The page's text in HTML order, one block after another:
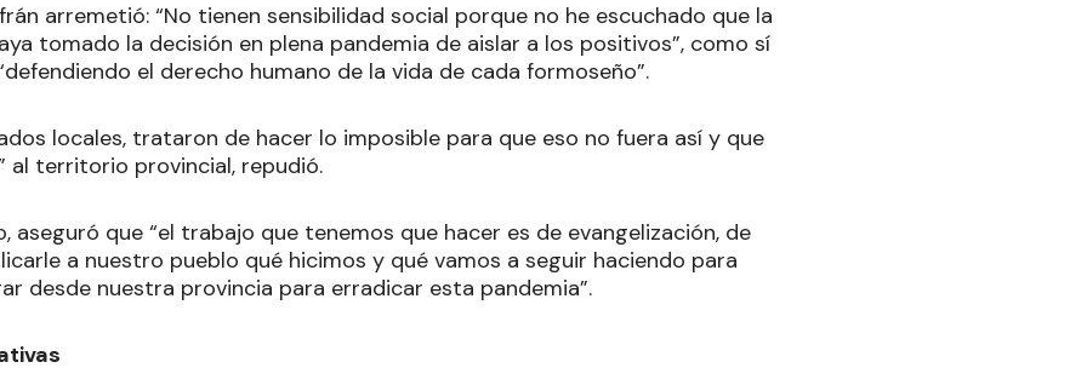
arremetió: “No tienen sensibilidad social porque no he escuchado que la
tomado la decisión en plena pandemia de aislar a los positivos”, como sí
el derecho humano de la vida de cada formoseño”.
locales, trataron de hacer lo imposible para que eso no fuera así y que
al territorio provincial, repudió.
aseguró que “el trabajo que tenemos que hacer es de evangelización, de
a nuestro pueblo qué hicimos y qué vamos a seguir haciendo para
desde nuestra provincia para erradicar esta pandemia”.